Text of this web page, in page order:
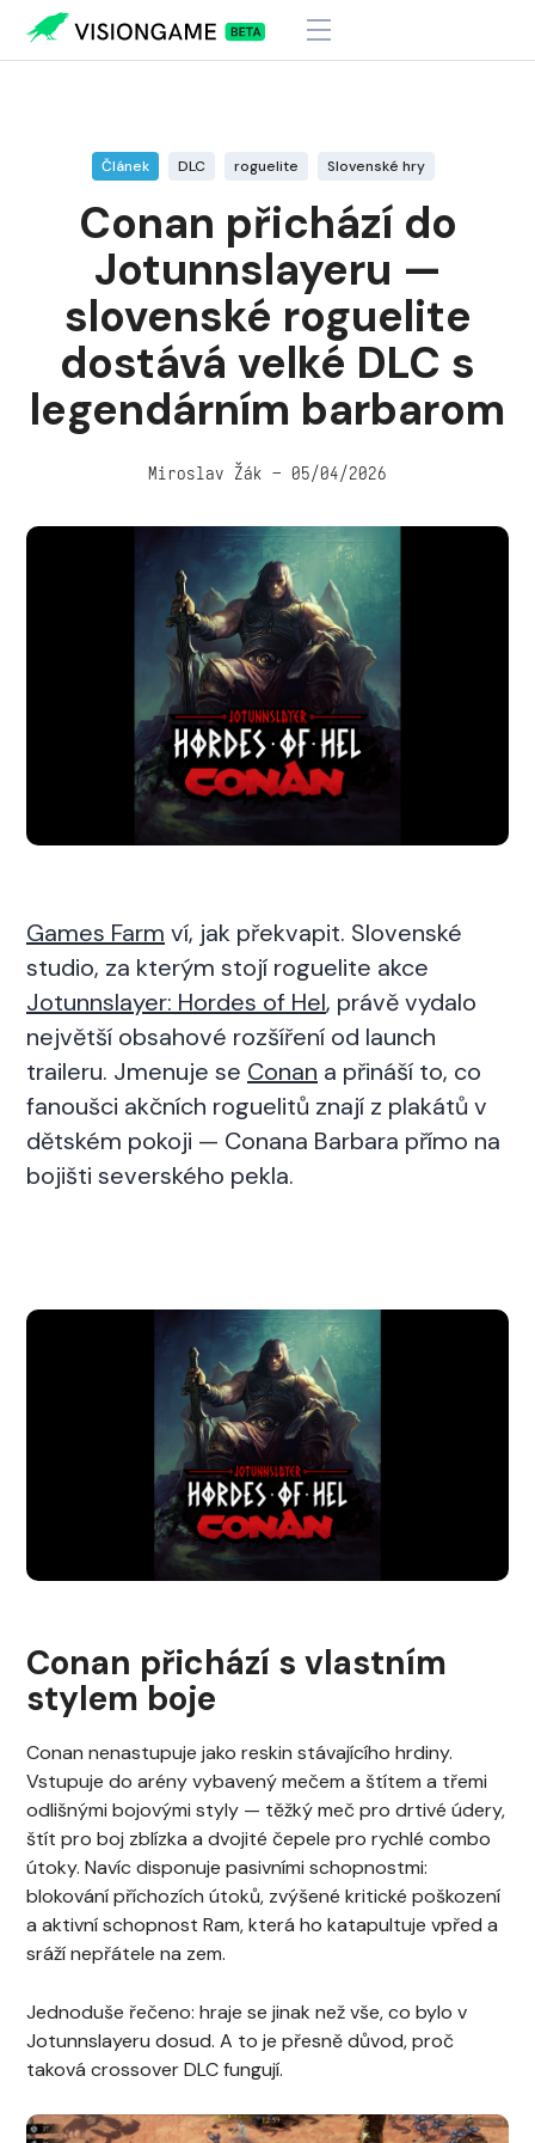
Článek DLC roguelite Slovenské hry
Conan přichází do
Jotunnslayeru —
slovenské roguelite
dostává velké DLC s
legendárním barbarom
Miroslav Žák – 05/04/2026
Games Farm ví, jak překvapit. Slovenské
studio, za kterým stojí roguelite akce
Jotunnslayer: Hordes of Hel, právě vydalo
největší obsahové rozšíření od launch
traileru. Jmenuje se Conan a přináší to, co
fanoušci akčních roguelitů znají z plakátů v
dětském pokoji — Conana Barbara přímo na
bojišti severského pekla.
Conan přichází s vlastním
stylem boje
Conan nenastupuje jako reskin stávajícího hrdiny.
Vstupuje do arény vybavený mečem a štítem a třemi
odlišnými bojovými styly — těžký meč pro drtivé údery,
štít pro boj zblízka a dvojité čepele pro rychlé combo
útoky. Navíc disponuje pasivními schopnostmi:
blokování příchozích útoků, zvýšené kritické poškození
a aktivní schopnost Ram, která ho katapultuje vpřed a
sráží nepřátele na zem.
Jednoduše řečeno: hraje se jinak než vše, co bylo v
Jotunnslayeru dosud. A to je přesně důvod, proč
taková crossover DLC fungují.